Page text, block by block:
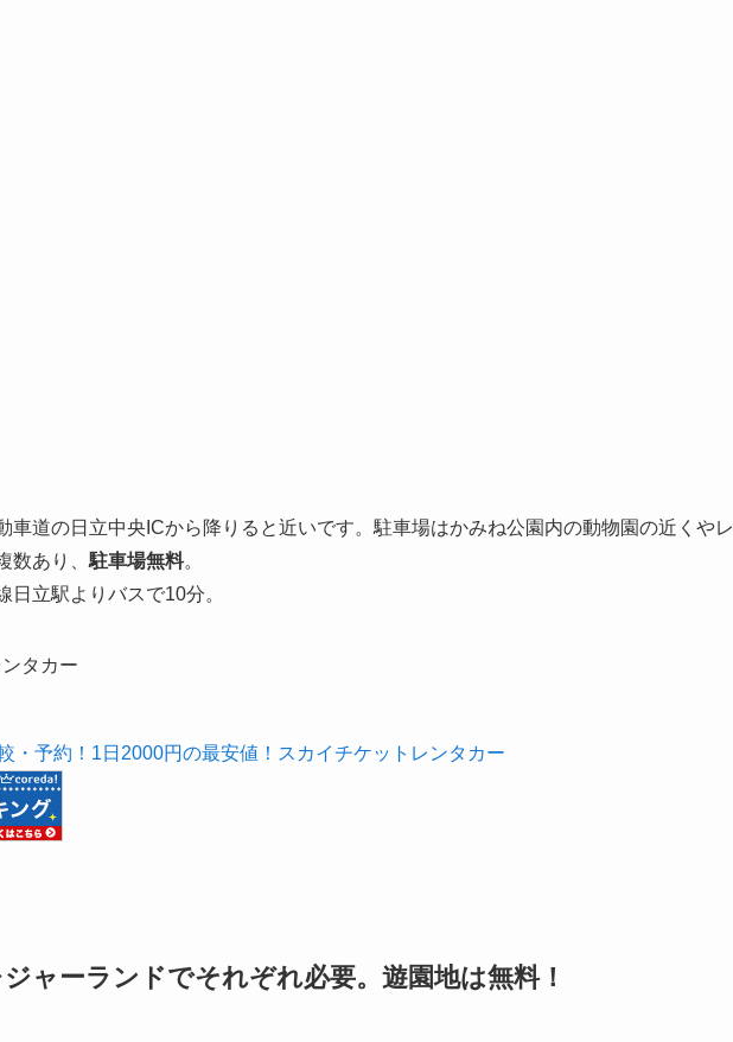
車道の日立中央ICから降りると近いです。駐車場はかみね公園内の動物園の近くやレ
数あり、 駐車場無料。
日立駅よりバスで10分。
タカー
・予約！1日2000円の最安値！スカイチケットレンタカー
ャーランドでそれぞれ必要。遊園地は無料！